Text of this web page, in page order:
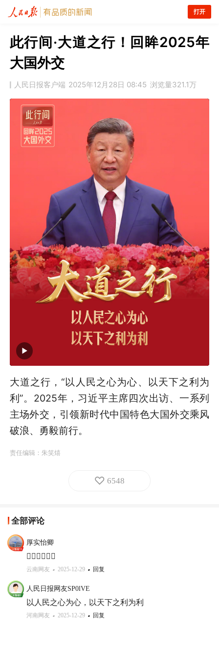
打开
此行间·大道之行！回眸2025年
大国外交
人民日报客户端 2025年12月28日 08:45 浏览量321.1万
大道之行，“以人民之心为心、以天下之利为
利”。2025年，习近平主席四次出访、一系列
主场外交，引领新时代中国特色大国外交乘风
破浪、勇毅前行。
责任编辑： 朱笑熺
6548
全部评论
厚实怡卿
👍🏻👍🏻👍🏻
云南网友 2025-12-29 回复
人民日报网友SP0lVE
以人民之心为心，以天下之利为利
河南网友 2025-12-29 回复